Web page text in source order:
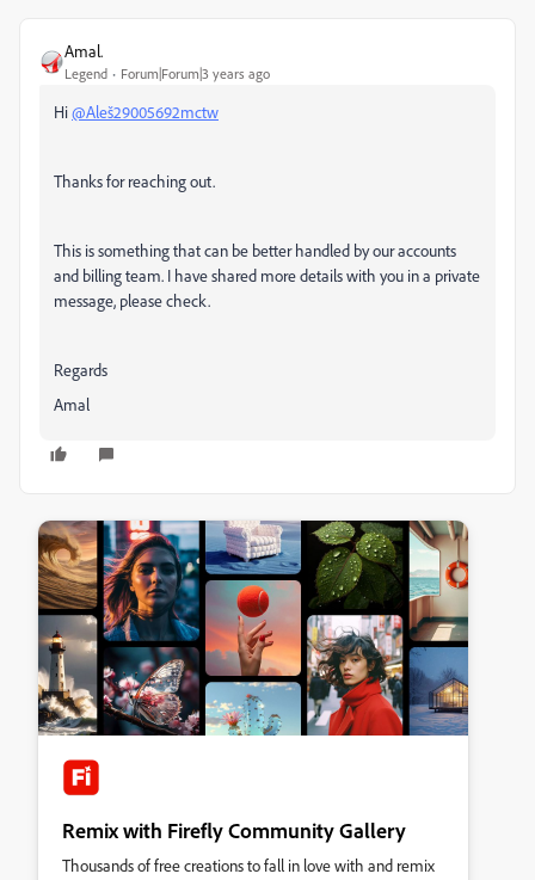
Amal.
Legend Forum|Forum|3 years ago
Hi@Aleš29005692mctw
Thanks for reaching out.
This is something that can be better handled by our accounts
and billing team. I have shared more details with you in a private
message, please check.
Regards
Amal
Remix with Firefly Community Gallery
Thousands of free creations to fall in love with and remix